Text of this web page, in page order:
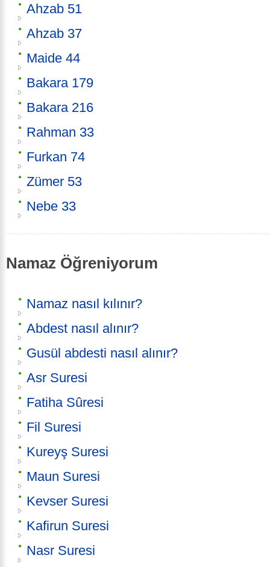
Ahzab 51
Ahzab 37
Maide 44
Bakara 179
Bakara 216
Rahman 33
Furkan 74
Zümer 53
Nebe 33
Namaz Öğreniyorum
Namaz nasıl kılınır?
Abdest nasıl alınır?
Gusül abdesti nasıl alınır?
Asr Suresi
Fatiha Sûresi
Fil Suresi
Kureyş Suresi
Maun Suresi
Kevser Suresi
Kafirun Suresi
Nasr Suresi